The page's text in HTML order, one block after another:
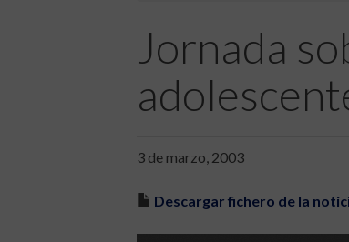
Jornada
3 de marzo, 2003
Descargar fichero de la